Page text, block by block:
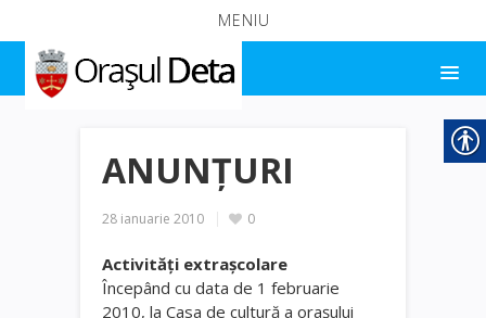
MENIU
ANUNŢURI
28 ianuarie 2010 0
Activităţi extraşcolare
Începând cu data de 1 februarie
2010, la Casa de cultură a oraşului